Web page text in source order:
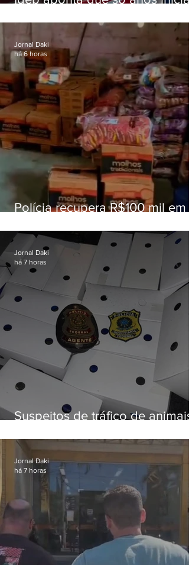
educação
Polícia recupera R$100 mil em
Fluminense
Jornal Daki
há 6 horas
Suspeitos de tráfico de animais
aves
Jornal Daki
há 7 horas
Jornal Daki
há 7 horas